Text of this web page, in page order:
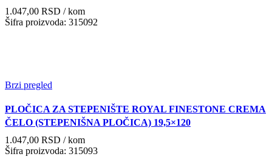
1.047,00 RSD / kom
Šifra proizvoda: 315092
Brzi pregled
PLOČICA ZA STEPENIŠTE ROYAL FINESTONE CREMA
ČELO (STEPENIŠNA PLOČICA) 19,5×120
1.047,00 RSD / kom
Šifra proizvoda: 315093